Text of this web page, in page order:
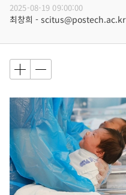
2025-08-19 09:00:00
최창희 - scitus@postech.ac.kr